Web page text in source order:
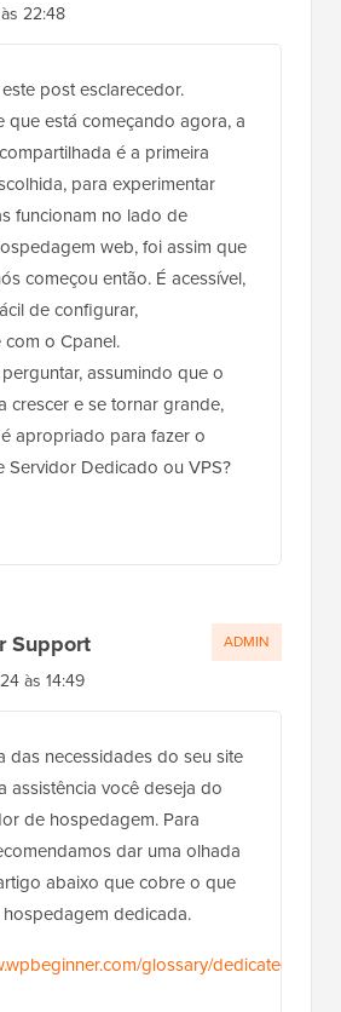
22:48
post esclarecedor.
que está começando agora, a
é a primeira
para experimentar
funcionam no lado de
web, foi assim que
começou então. É acessível,
de configurar,
o Cpanel.
assumindo que o
crescer e se tornar grande,
apropriado para fazer o
Servidor Dedicado ou VPS?
Support
às 14:49
das necessidades do seu site
assistência você deseja do
de hospedagem. Para
dar uma olhada
abaixo que cobre o que
dedicada.
glossary/dedicated-
ADMIN